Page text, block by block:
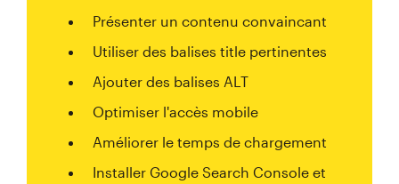
Présenter un contenu convaincant
Utiliser des balises title pertinentes
Ajouter des balises ALT
Optimiser l'accès mobile
Améliorer le temps de chargement
Installer Google Search Console et